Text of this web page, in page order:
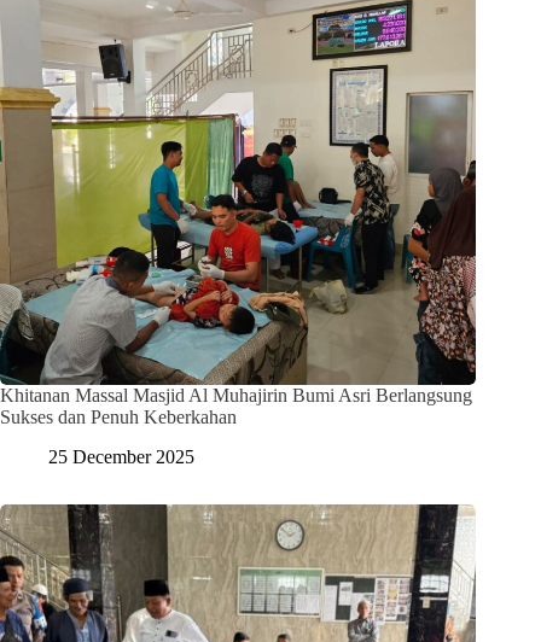
Khitanan Massal Masjid Al Muhajirin Bumi Asri Berlangsung
Sukses dan Penuh Keberkahan
25 December 2025